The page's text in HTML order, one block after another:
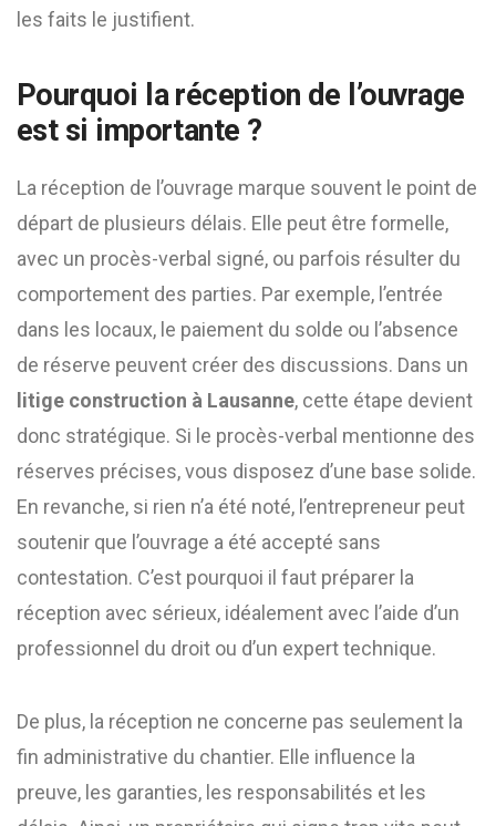
les faits le justifient.
Pourquoi la réception de l’ouvrage
est si importante ?
La réception de l’ouvrage marque souvent le point de
départ de plusieurs délais. Elle peut être formelle,
avec un procès-verbal signé, ou parfois résulter du
comportement des parties. Par exemple, l’entrée
dans les locaux, le paiement du solde ou l’absence
de réserve peuvent créer des discussions. Dans un
litige construction à Lausanne, cette étape devient
donc stratégique. Si le procès-verbal mentionne des
réserves précises, vous disposez d’une base solide.
En revanche, si rien n’a été noté, l’entrepreneur peut
soutenir que l’ouvrage a été accepté sans
contestation. C’est pourquoi il faut préparer la
réception avec sérieux, idéalement avec l’aide d’un
professionnel du droit ou d’un expert technique.
De plus, la réception ne concerne pas seulement la
fin administrative du chantier. Elle influence la
preuve, les garanties, les responsabilités et les